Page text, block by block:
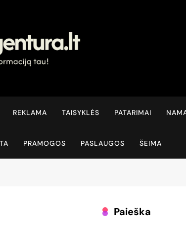
REKLAMA TAISYKLĖS PATARIMAI
PRAMOGOS PASLAUGOS ŠEIMA
Paieška